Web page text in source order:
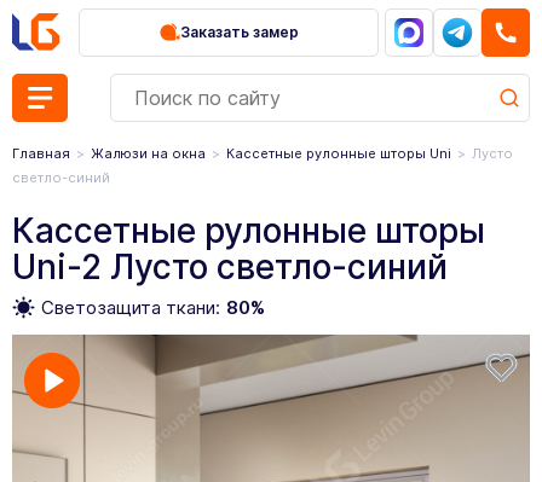
Заказать замер
Главная Жалюзи на окна Кассетные рулонные шторы Uni
Лусто
светло-синий
Кассетные рулонные шторы
Uni-2 Лусто светло-синий
Светозащита ткани: 80%